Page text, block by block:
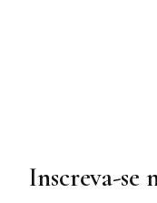
Inscreva-se